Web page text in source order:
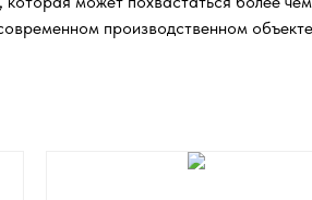
производственном